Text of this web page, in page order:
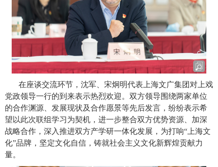
在座谈交流环节，沈军、宋炯明代表上海文广集团对上戏
党政领导一行的到来表示热烈欢迎。双方领导围绕两家单位
的合作渊源、发展现状及合作愿景等先后发言，纷纷表示希
望以此次联组学习为契机，进一步整合双方优势资源、加深
战略合作，深入推进双方产学研一体化发展，为打响“ 上海文
化”品牌，坚定文化自信，铸就社会主义文化新辉煌贡献力
量。